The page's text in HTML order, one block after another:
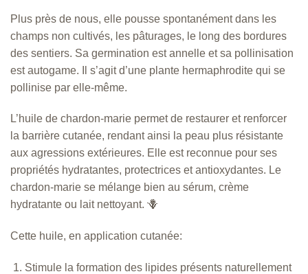
Plus près de nous, elle pousse spontanément dans les
champs non cultivés, les pâturages, le long des bordures
des sentiers. Sa germination est annelle et sa pollinisation
est autogame. Il s’agit d’une plante hermaphrodite qui se
pollinise par elle-même.
L’huile de chardon-marie permet de restaurer et renforcer
la barrière cutanée, rendant ainsi la peau plus résistante
aux agressions extérieures. Elle est reconnue pour ses
propriétés hydratantes, protectrices et antioxydantes. Le
chardon-marie se mélange bien au sérum, crème
hydratante ou lait nettoyant. 🪻
Cette huile, en application cutanée:
Stimule la formation des lipides présents naturellement